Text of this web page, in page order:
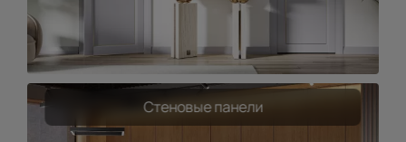
Стеновые панели